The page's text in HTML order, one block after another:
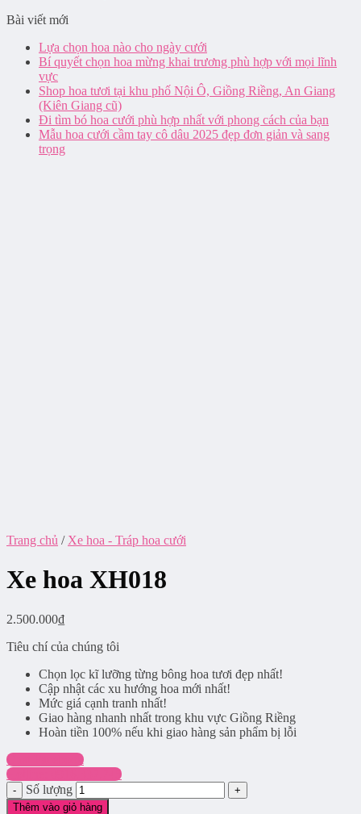
Bài viết mới
Lựa chọn hoa nào cho ngày cưới
Bí quyết chọn hoa mừng khai trương phù hợp với mọi lĩnh
vực
Shop hoa tươi tại khu phố Nội Ô, Giồng Riềng, An Giang
(Kiên Giang cũ)
Đi tìm bó hoa cưới phù hợp nhất với phong cách của bạn
Mẫu hoa cưới cầm tay cô dâu 2025 đẹp đơn giản và sang
trọng
Trang chủ / Xe hoa - Tráp hoa cưới
Xe hoa XH018
2.500.000₫
Tiêu chí của chúng tôi
Chọn lọc kĩ lưỡng từng bông hoa tươi đẹp nhất!
Cập nhật các xu hướng hoa mới nhất!
Mức giá cạnh tranh nhất!
Giao hàng nhanh nhất trong khu vực Giồng Riềng
Hoàn tiền 100% nếu khi giao hàng sản phẩm bị lỗi
Chat Facebook
Hotline: 0916.337.745
Số lượng
Thêm vào giỏ hàng